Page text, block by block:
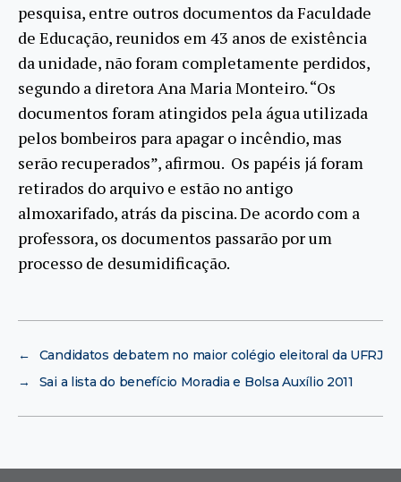
pesquisa, entre outros documentos da Faculdade
de Educação, reunidos em 43 anos de existência
da unidade, não foram completamente perdidos,
segundo a diretora Ana Maria Monteiro. “Os
documentos foram atingidos pela água utilizada
pelos bombeiros para apagar o incêndio, mas
serão recuperados”, afirmou. Os papéis já foram
retirados do arquivo e estão no antigo
almoxarifado, atrás da piscina. De acordo com a
professora, os documentos passarão por um
processo de desumidificação.
←
Candidatos debatem no maior colégio eleitoral da UFRJ
→
Sai a lista do benefício Moradia e Bolsa Auxílio 2011